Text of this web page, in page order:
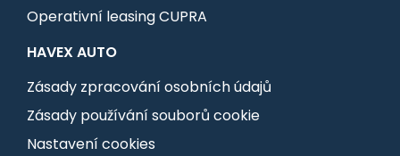
Operativní leasing CUPRA
HAVEX AUTO
Zásady zpracování osobních údajů
Zásady používání souborů cookie
Nastavení cookies